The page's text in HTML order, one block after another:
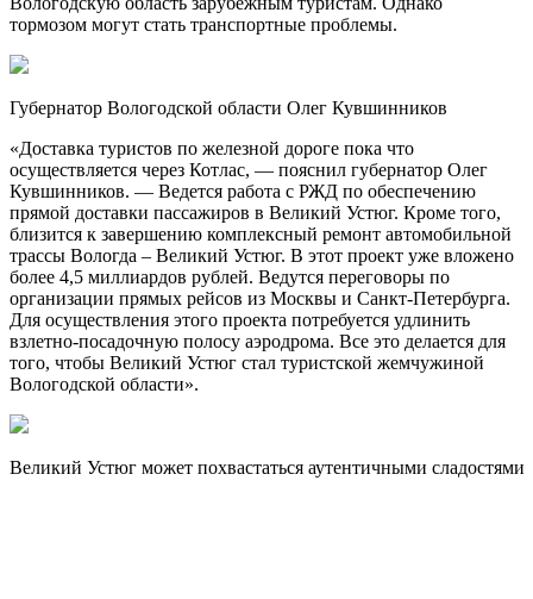
тормозом могут стать транспортные проблемы.
Губернатор Вологодской области Олег Кувшинников
«Доставка туристов по железной дороге пока что
осуществляется через Котлас, — пояснил губернатор Олег
Кувшинников. — Ведется работа с РЖД по обеспечению
прямой доставки пассажиров в Великий Устюг. Кроме того,
близится к завершению комплексный ремонт автомобильной
трассы Вологда – Великий Устюг. В этот проект уже вложено
более 4,5 миллиардов рублей. Ведутся переговоры по
организации прямых рейсов из Москвы и Санкт-Петербурга.
Для осуществления этого проекта потребуется удлинить
взлетно-посадочную полосу аэродрома. Все это делается для
того, чтобы Великий Устюг стал туристской жемчужиной
Вологодской области».
Великий Устюг может похвастаться аутентичными сладостями